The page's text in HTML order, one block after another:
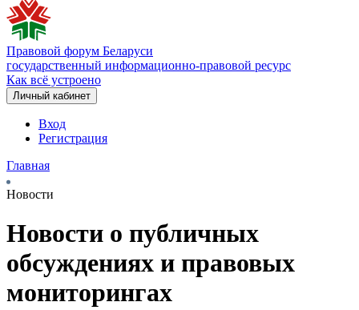
Правовой форум Беларуси
государственный информационно-правовой ресурс
Как всё устроено
Личный кабинет
Вход
Регистрация
Главная
Новости
Новости о публичных
обсуждениях и правовых
мониторингах